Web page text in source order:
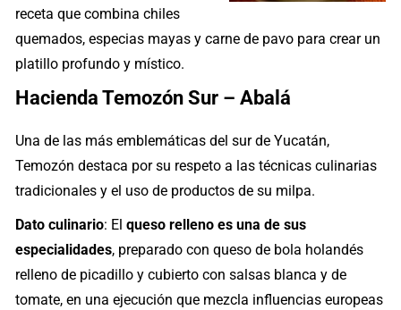
receta que combina chiles
quemados, especias mayas y carne de pavo para crear un
platillo profundo y místico.
Hacienda Temozón Sur – Abalá
Una de las más emblemáticas del sur de Yucatán,
Temozón destaca por su respeto a las técnicas culinarias
tradicionales y el uso de productos de su milpa.
Dato culinario: Elqueso relleno es una de sus
especialidades, preparado con queso de bola holandés
relleno de picadillo y cubierto con salsas blanca y de
tomate, en una ejecución que mezcla influencias europeas